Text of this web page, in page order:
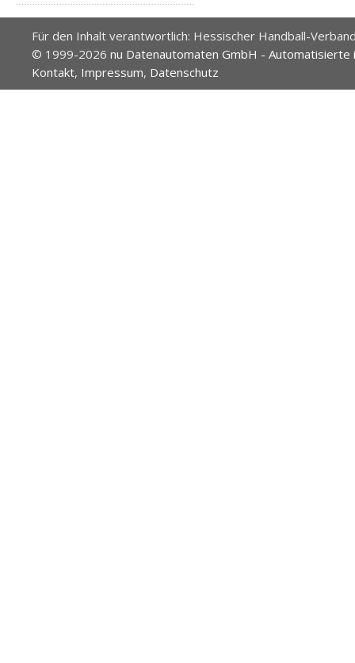
Für den Inhalt verantwortlich: Hessischer Handball-
© 1999-2026 nu Datenautomaten GmbH -
Kontakt, Impressum, Datenschutz